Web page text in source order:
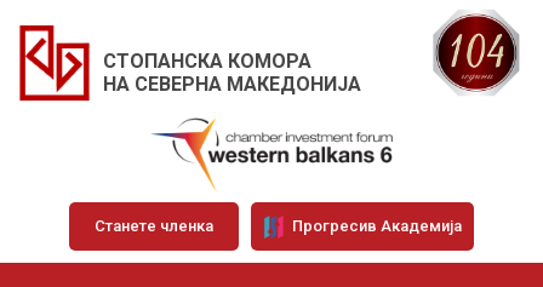
СТОПАНСКА КОМОРА
НА СЕВЕРНА МАКЕДОНИЈА
Станете членка Прогресив Академија